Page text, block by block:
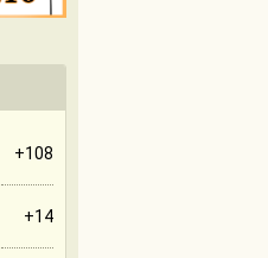
+108
+14